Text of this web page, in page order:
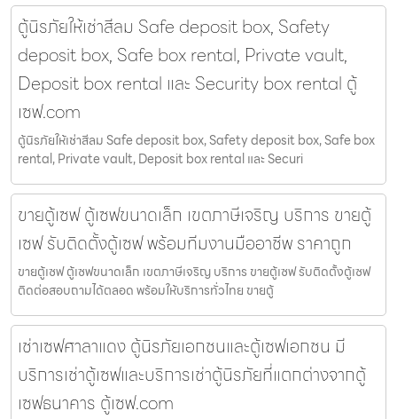
ตู้นิรภัยให้เช่าสีลม Safe deposit box, Safety
deposit box, Safe box rental, Private vault,
Deposit box rental และ Security box rental ตู้
เซฟ.com
ตู้นิรภัยให้เช่าสีลม Safe deposit box, Safety deposit box, Safe box
rental, Private vault, Deposit box rental และ Securi
ขายตู้เซฟ ตู้เซฟขนาดเล็ก เขตภาษีเจริญ บริการ ขายตู้
เซฟ รับติดตั้งตู้เซฟ พร้อมทีมงานมืออาชีพ ราคาถูก
ขายตู้เซฟ ตู้เซฟขนาดเล็ก เขตภาษีเจริญ บริการ ขายตู้เซฟ รับติดตั้งตู้เซฟ
ติดต่อสอบถามได้ตลอด พร้อมให้บริการทั่วไทย ขายตู้
เช่าเซฟศาลาแดง ตู้นิรภัยเอกชนและตู้เซฟเอกชน มี
บริการเช่าตู้เซฟและบริการเช่าตู้นิรภัยที่แตกต่างจากตู้
เซฟธนาคาร ตู้เซฟ.com